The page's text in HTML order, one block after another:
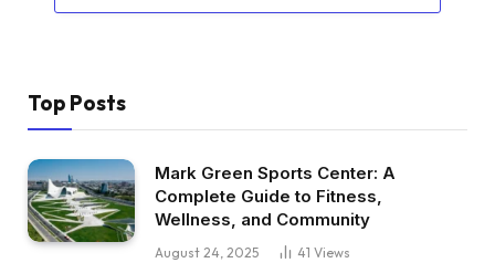
Top Posts
Mark Green Sports Center: A
Complete Guide to Fitness,
Wellness, and Community
August 24, 2025 41 Views